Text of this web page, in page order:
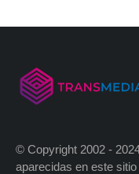
© Copyright 2002 -
aparecidas en este